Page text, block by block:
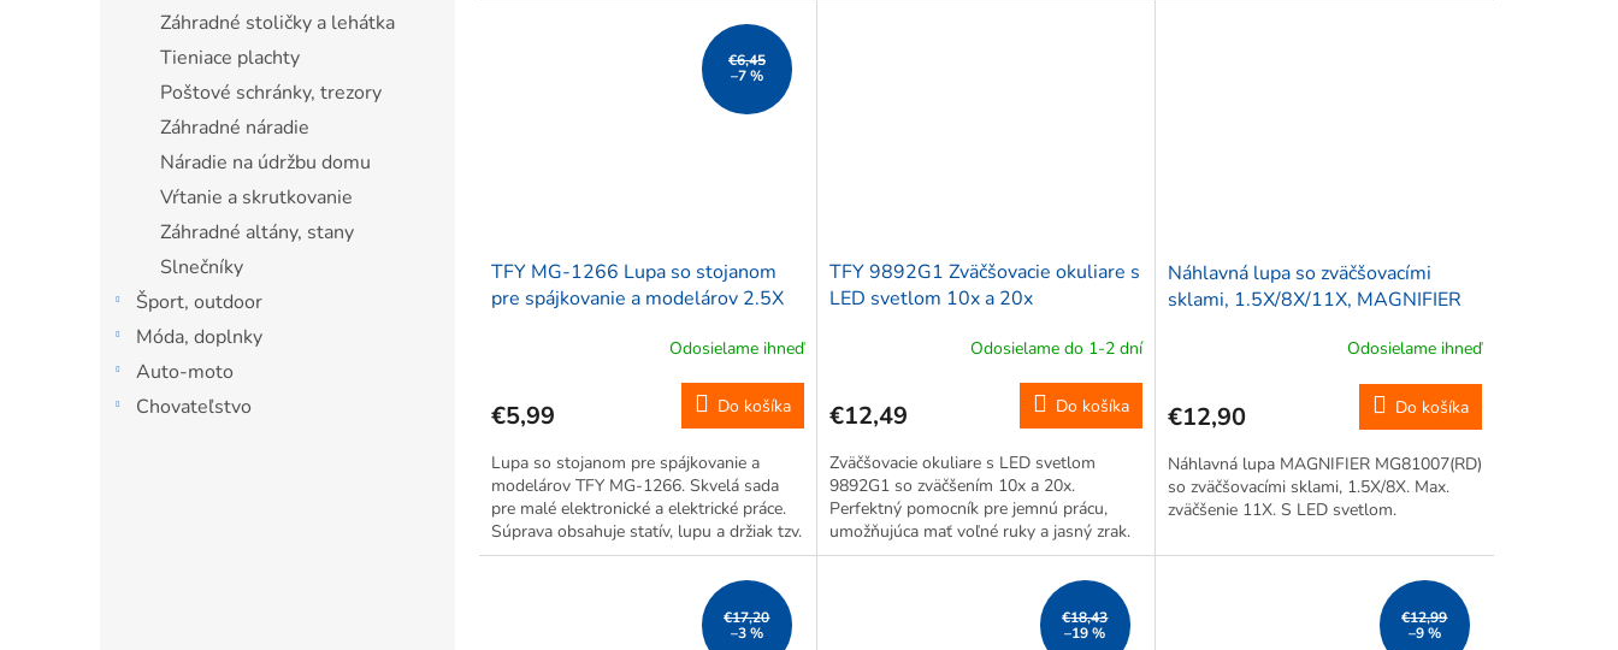
Záhradné stoličky a lehátka
Tieniace plachty
Poštové schránky, trezory
Záhradné náradie
Náradie na údržbu domu
Vŕtanie a skrutkovanie
Záhradné altány, stany
Slnečníky
Šport, outdoor
Móda, doplnky
Auto-moto
Chovateľstvo
osvetlenia 3 x batérie AAA. Výdrž o...
€6,45
–7 %
TFY MG-1266 Lupa so stojanom
pre spájkovanie a modelárov 2.5X
Odosielame ihneď
€5,99 Do košíka
Lupa so stojanom pre spájkovanie a
modelárov TFY MG-1266. Skvelá sada
pre malé elektronické a elektrické práce.
Súprava obsahuje statív, lupu a držiak tzv.
tretej ruky. Vďaka statívu máte obe ruky
TFY 9892G1 Zväčšovacie okuliare s
LED svetlom 10x a 20x
Odosielame do 1-2 dní
€12,49 Do košíka
Zväčšovacie okuliare s LED svetlom
9892G1 so zväčšením 10x a 20x.
Perfektný pomocník pre jemnú prácu,
umožňujúca mať voľné ruky a jasný zrak.
V prevedení okuliare.
Náhlavná lupa so zväčšovacími
sklami, 1.5X/8X/11X, MAGNIFIER
Odosielame ihneď
€12,90 Do košíka
Náhlavná lupa MAGNIFIER MG81007(RD)
so zväčšovacími sklami, 1.5X/8X. Max.
zväčšenie 11X. S LED svetlom.
€17,20
–3 %
€18,43
–19 %
€12,99
–9 %